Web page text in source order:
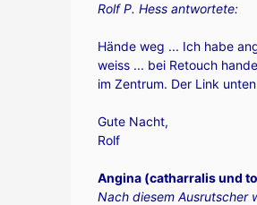
Rolf P. Hess antwortete:
Hände weg ... Ich habe
weiss ... bei Retouch
im Zentrum. Der Link
Gute Nacht,
Rolf
Angina (catharralis und
Nach diesem Ausrutscher